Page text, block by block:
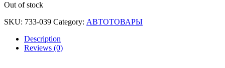
Out of stock
SKU: 733-039 Category: АВТОТОВАРЫ
Description
Reviews (0)